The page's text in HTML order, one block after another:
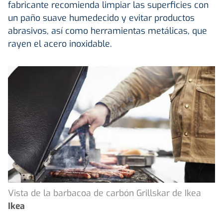
fabricante recomienda limpiar las superficies con
un paño suave humedecido y evitar productos
abrasivos, así como herramientas metálicas, que
rayen el acero inoxidable.
Vista de la barbacoa de carbón Grillskar de Ikea
Ikea